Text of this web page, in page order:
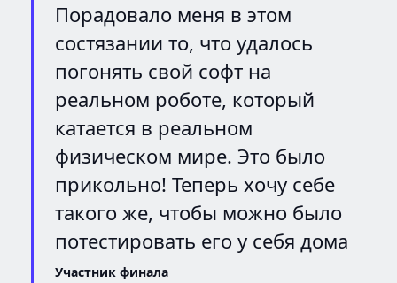
Порадовало меня в этом
состязании то, что удалось
погонять свой софт на
реальном роботе, который
катается в реальном
физическом мире. Это было
прикольно! Теперь хочу себе
такого же, чтобы можно было
потестировать его у себя дома
Участник финала